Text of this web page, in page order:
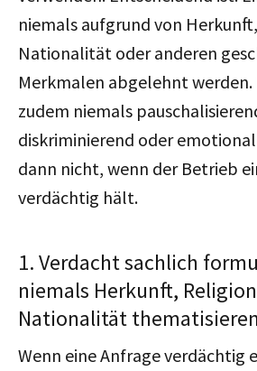
niemals aufgrund von
Nationalität oder anderen
Merkmalen abgelehnt werden.
zudem niemals
diskriminierend oder
dann nicht, wenn der Betrieb
verdächtig hält.
1. Verdacht sachlich
niemals Herkunft,
Nationalität thematisieren
Wenn eine Anfrage verdächtig